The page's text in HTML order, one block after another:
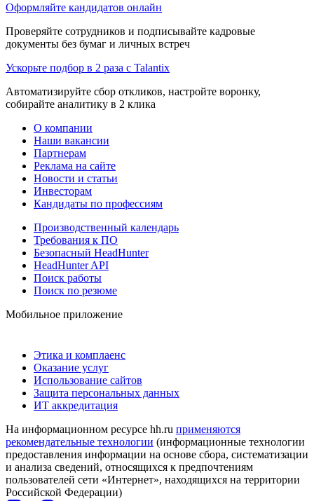
Оформляйте кандидатов онлайн
Проверяйте сотрудников и подписывайте кадровые
документы без бумаг и личных встреч
Ускорьте подбор в 2 раза с Talantix
Автоматизируйте сбор откликов, настройте воронку,
собирайте аналитику в 2 клика
О компании
Наши вакансии
Партнерам
Реклама на сайте
Новости и статьи
Инвесторам
Кандидаты по профессиям
Производственный календарь
Требования к ПО
Безопасный HeadHunter
HeadHunter API
Поиск работы
Поиск по резюме
Мобильное приложение
Этика и комплаенс
Оказание услуг
Использование сайтов
Защита персональных данных
ИТ аккредитация
На информационном ресурсе hh.ru применяются
рекомендательные технологии (информационные технологии
предоставления информации на основе сбора, систематизации
и анализа сведений, относящихся к предпочтениям
пользователей сети «Интернет», находящихся на территории
Российской Федерации)